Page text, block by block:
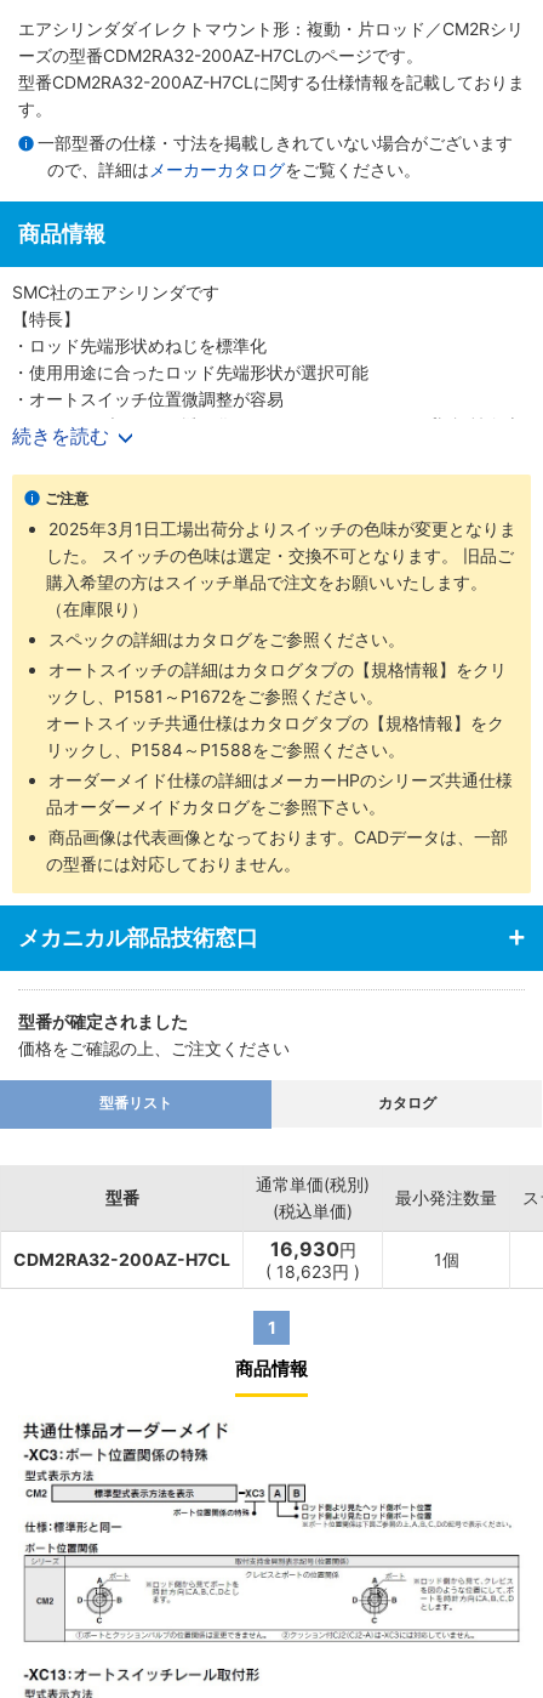
エアシリンダダイレクトマウント形：複動・片ロッド／CM2Rシリ
ーズの型番CDM2RA32-200AZ-H7CLのページです。
型番CDM2RA32-200AZ-H7CLに関する仕様情報を記載しておりま
す。
一部型番の仕様・寸法を掲載しきれていない場合がございます
ので、詳細は メーカーカタログをご覧ください。
商品情報
SMC社のエアシリンダです
【特長】
・ロッド先端形状めねじを標準化
・使用用途に合ったロッド先端形状が選択可能
・オートスイッチ位置微調整が容易
・スイッチブラケット透明化によるインジケータランプ視認性向上
・ダイレクトマウントシリンダCM2Rシリーズは、角形ロッドカバ
ーにより直接取付ができるシリンダです
・省スペースを実現
・取付精度・強度の向上
・前面取付形と底面取付形の2種類の取付形式
続きを読む
ご注意
2025年3月1日工場出荷分よりスイッチの色味が変更となりま
した。 スイッチの色味は選定・交換不可となります。 旧品ご
購入希望の方はスイッチ単品で注文をお願いいたします。
（在庫限り）
スペックの詳細はカタログをご参照ください。
オートスイッチの詳細はカタログタブの【規格情報】をクリ
ックし、P1581～P1672をご参照ください。
オートスイッチ共通仕様はカタログタブの【規格情報】をク
リックし、P1584～P1588をご参照ください。
オーダーメイド仕様の詳細はメーカーHPのシリーズ共通仕様
品オーダーメイドカタログをご参照下さい。
商品画像は代表画像となっております。CADデータは、一部
の型番には対応しておりません。
メカニカル部品技術窓口
型番が確定されました
価格をご確認の上、ご注文ください
型番リスト カタログ
型番
通常単価(税別)
(税込単価)
最小発注数量
CDM2RA32-200AZ-H7CL 16,930円
( 18,623円 )
1個
1
商品情報